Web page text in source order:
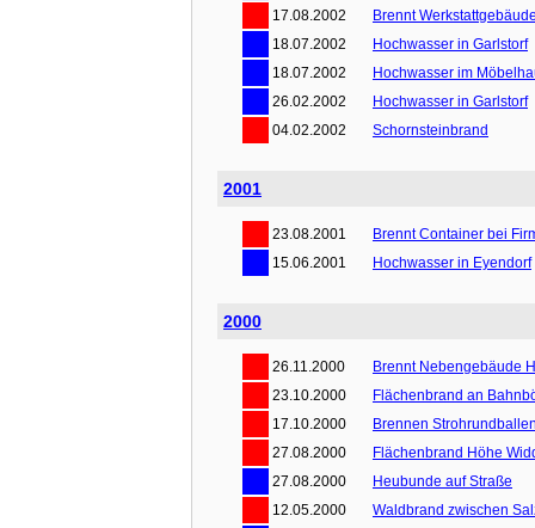
17.08.2002
Brennt
18.07.2002
Hochwasser in Garlstorf
18.07.2002
Hochwasser im
26.02.2002
Hochwasser in Garlstorf
04.02.2002
Schornsteinbrand
2001
23.08.2001
Brennt Container bei
15.06.2001
Hochwasser in Eyendorf
2000
26.11.2000
Brennt Nebengebäude
23.10.2000
Flächenbrand an
17.10.2000
Brennen
27.08.2000
Flächenbrand Höhe
27.08.2000
Heubunde auf Straße
12.05.2000
Waldbrand zwischen